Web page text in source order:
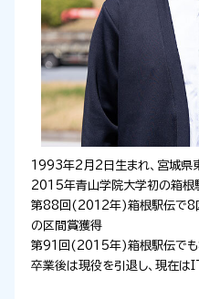
1993年2月2日生まれ、宮城県
2015年青山学院大学初の箱根
第88回(2012年)箱根駅伝で8
の区間賞獲得
第91回(2015年)箱根駅伝でも
卒業後は現役を引退し、現在